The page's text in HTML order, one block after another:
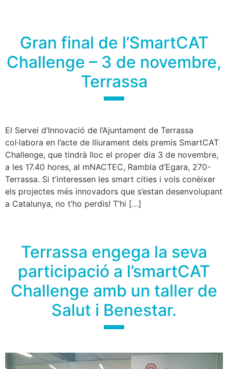
Gran final de l’SmartCAT
Challenge – 3 de novembre,
Terrassa
El Servei d’Innovació de l’Ajuntament de Terrassa
col·labora en l’acte de lliurament dels premis SmartCAT
Challenge, que tindrà lloc el proper dia 3 de novembre,
a les 17.40 hores, al mNACTEC, Rambla d’Egara, 270-
Terrassa. Si t’interessen les smart cities i vols conèixer
els projectes més innovadors que s’estan desenvolupant
a Catalunya, no t’ho perdis! T’hi […]
Terrassa engega la seva
participació a l’smartCAT
Challenge amb un taller de
Salut i Benestar.